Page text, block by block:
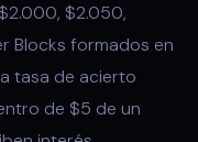
$2.050,
Blocks formados en
tasa de acierto
de $5 de un